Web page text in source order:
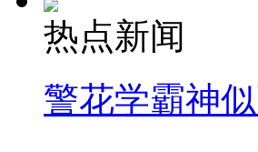
热点新闻
警花学霸神